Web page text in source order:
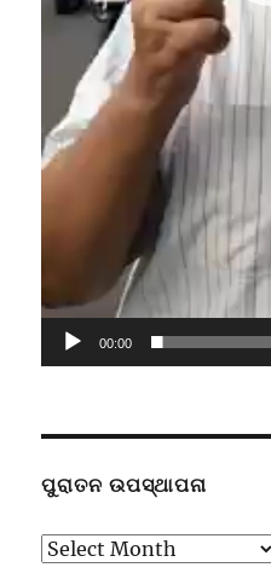
00:00
ପୁରାତନ ଉପସ୍ଥାପନା
ପୁରାତନ